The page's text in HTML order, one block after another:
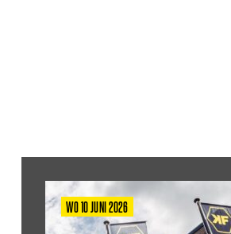
WO 10 JUNI 2026